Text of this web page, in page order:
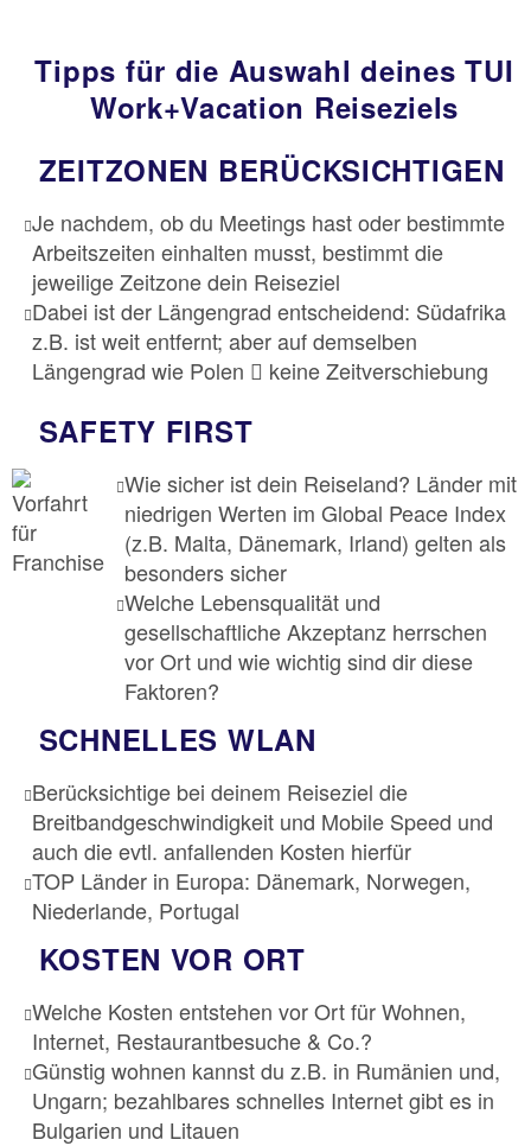
Tipps für die Auswahl deines TUI
Work+Vacation Reiseziels
ZEITZONEN BERÜCKSICHTIGEN
Je nachdem, ob du Meetings hast oder bestimmte
Arbeitszeiten einhalten musst, bestimmt die
jeweilige Zeitzone dein Reiseziel
Dabei ist der Längengrad entscheidend: Südafrika
z.B. ist weit entfernt; aber auf demselben
Längengrad wie Polen
keine Zeitverschiebung
SAFETY FIRST
Wie sicher ist dein Reiseland? Länder mit
niedrigen Werten im Global Peace Index
(z.B. Malta, Dänemark, Irland) gelten als
besonders sicher
Welche Lebensqualität und
gesellschaftliche Akzeptanz herrschen
vor Ort und wie wichtig sind dir diese
Faktoren?
SCHNELLES WLAN
Berücksichtige bei deinem Reiseziel die
Breitbandgeschwindigkeit und Mobile Speed und
auch die evtl. anfallenden Kosten hierfür
TOP Länder in Europa: Dänemark, Norwegen,
Niederlande, Portugal
KOSTEN VOR ORT
Welche Kosten entstehen vor Ort für Wohnen,
Internet, Restaurantbesuche & Co.?
Günstig wohnen kannst du z.B. in Rumänien und,
Ungarn; bezahlbares schnelles Internet gibt es in
Bulgarien und Litauen